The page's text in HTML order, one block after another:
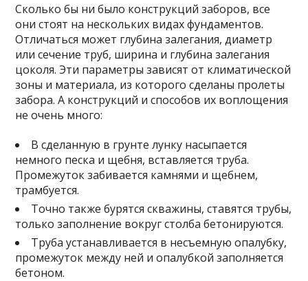
Сколько бы ни было конструкций заборов, все
они стоят на нескольких видах фундаментов.
Отличаться может глубина залегания, диаметр
или сечение труб, ширина и глубина залегания
цоколя. Эти параметры зависят от климатической
зоны и материала, из которого сделаны пролеты
забора. А конструкций и способов их воплощения
не очень много:
В сделанную в грунте лунку насыпается
немного песка и щебня, вставляется труба.
Промежуток забивается камнями и щебнем,
трамбуется.
Точно также бурятся скважины, ставятся трубы,
только заполнение вокруг столба бетонируются.
Труба устанавливается в несъемную опалубку,
промежуток между ней и опалубкой заполняется
бетоном.